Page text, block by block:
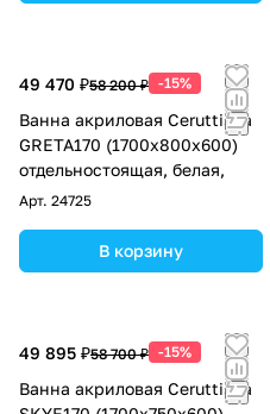
49 470 ₽58 200 ₽ -15%
Ванна акриловая Ceruttispa
GRETA170 (1700x800x600)
отдельностоящая, белая,
Арт. 24725
В корзину
49 895 ₽58 700 ₽ -15%
Ванна акриловая Ceruttispa